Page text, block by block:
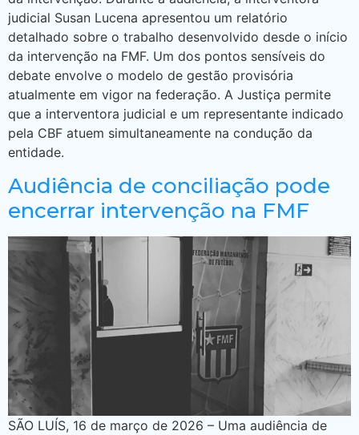
judicial Susan Lucena apresentou um relatório
detalhado sobre o trabalho desenvolvido desde o início
da intervenção na FMF. Um dos pontos sensíveis do
debate envolve o modelo de gestão provisória
atualmente em vigor na federação. A Justiça permite
que a interventora judicial e um representante indicado
pela CBF atuem simultaneamente na condução da
entidade.
Audiência de conciliação pode
encerrar intervenção na FMF
SÃO LUÍS, 16 de março de 2026 – Uma audiência de